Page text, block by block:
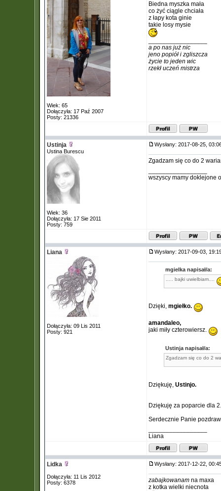
Wiek: 65
Dołączyła: 17 Paź 2007
Posty: 21336
Biedna myszka mała
co żyć ciągle chciała
z łapy kota ginie
takie losy mysie
a po nas już nic
jeno popiół i zgliszcza
życie to jeden wic
rzekł uczeń mistrza
Ustinja
Ustina Burescu
Wiek: 36
Dołączyła: 17 Sie 2011
Posty: 759
Wysłany: 2017-08-25,
Zgadzam się co do 2
wszyscy mamy doklejone
Liana
Dołączyła: 09 Lis 2011
Posty: 921
Wysłany: 2017-09-03,
mgielka napisał/a:
..... bajki uwielbiam....
Dzięki, mgiełko.
amandaleo,
jaki miły czterowiersz.
Ustinja napisał/a:
Zgadzam się co do 2
Dziękuję, Ustinjo.
Dziękuję za poparcie dla
Serdecznie Panie
Liana
Lidka
Dołączyła: 11 Lis 2012
Posty: 6378
Wysłany: 2017-12-22,
zabajkowanam na maxa
z kotka wielki niecnota